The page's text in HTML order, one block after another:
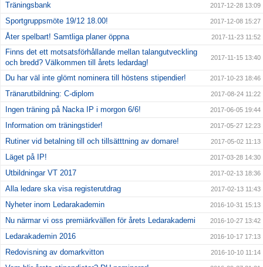
Träningsbank 2017-12-28 13:09
Sportgruppsmöte 19/12 18.00! 2017-12-08 15:27
Åter spelbart! Samtliga planer öppna 2017-11-23 11:52
Finns det ett motsatsförhållande mellan talangutveckling
och bredd? Välkommen till årets ledardag!
2017-11-15 13:40
Du har väl inte glömt nominera till höstens stipendier! 2017-10-23 18:46
Tränarutbildning: C-diplom 2017-08-24 11:22
Ingen träning på Nacka IP i morgon 6/6! 2017-06-05 19:44
Information om träningstider! 2017-05-27 12:23
Rutiner vid betalning till och tillsätttning av domare! 2017-05-02 11:13
Läget på IP! 2017-03-28 14:30
Utbildningar VT 2017 2017-02-13 18:36
Alla ledare ska visa registerutdrag 2017-02-13 11:43
Nyheter inom Ledarakademin 2016-10-31 15:13
Nu närmar vi oss premiärkvällen för årets Ledarakademi 2016-10-27 13:42
Ledarakademin 2016 2016-10-17 17:13
Redovisning av domarkvitton 2016-10-10 11:14